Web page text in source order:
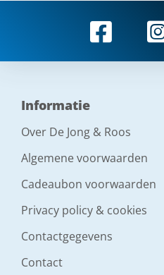
Informatie
Over De Jong & Roos
Algemene voorwaarden
Cadeaubon voorwaarden
Privacy policy & cookies
Contactgegevens
Contact